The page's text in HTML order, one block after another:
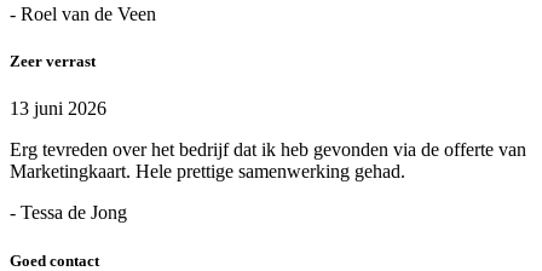
- Roel van de Veen
Zeer verrast
13 juni 2026
Erg tevreden over het bedrijf dat ik heb gevonden via de offerte van
Marketingkaart. Hele prettige samenwerking gehad.
- Tessa de Jong
Goed contact